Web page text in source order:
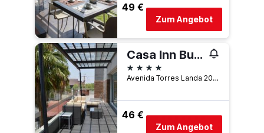
49 €
Zum Angebot
Casa Inn Business Hotel Celaya
4 Sterne
Avenida Torres Landa 202, Celaya, Guanajuato, Mexiko
46 €
Zum Angebot